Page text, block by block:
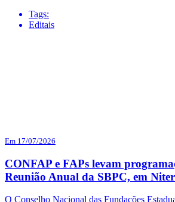
Tags:
Editais
Em 17/07/2026
CONFAP e FAPs levam
Reunião Anual da SBPC, em
O Conselho Nacional das Fundações